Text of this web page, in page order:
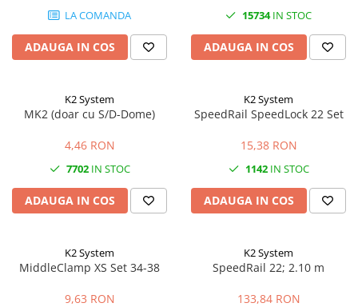
LA COMANDA
ADAUGA IN COS
15734IN STOC
ADAUGA IN COS
K2 System
MK2 (doar cu S/D-Dome)
4,46 RON
7702IN STOC
ADAUGA IN COS
K2 System
SpeedRail SpeedLock 22 Set
15,38 RON
1142IN STOC
ADAUGA IN COS
K2 System
MiddleClamp XS Set 34-38
9,63 RON
K2 System
SpeedRail 22; 2.10 m
133,84 RON